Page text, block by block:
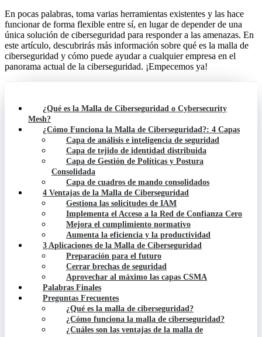
En pocas palabras, toma varias herramientas existentes y las hace
funcionar de forma flexible entre sí, en lugar de depender de una
única solución de ciberseguridad para responder a las amenazas. En
este artículo, descubrirás más información sobre qué es la malla de
ciberseguridad y cómo puede ayudar a cualquier empresa en el
panorama actual de la ciberseguridad. ¡Empecemos ya!
¿Qué es la Malla de Ciberseguridad o Cybersecurity
Mesh?
¿Cómo Funciona la Malla de Ciberseguridad?: 4 Capas
Capa de análisis e inteligencia de seguridad
Capa de tejido de identidad distribuida
Capa de Gestión de Políticas y Postura
Consolidada
Capa de cuadros de mando consolidados
4 Ventajas de la Malla de Ciberseguridad
Gestiona las solicitudes de IAM
Implementa el Acceso a la Red de Confianza Cero
Mejora el cumplimiento normativo
Aumenta la eficiencia y la productividad
3 Aplicaciones de la Malla de Ciberseguridad
Preparación para el futuro
Cerrar brechas de seguridad
Aprovechar al máximo las capas CSMA
Palabras Finales
Preguntas Frecuentes
¿Qué es la malla de ciberseguridad?
¿Cómo funciona la malla de ciberseguridad?
¿Cuáles son las ventajas de la malla de